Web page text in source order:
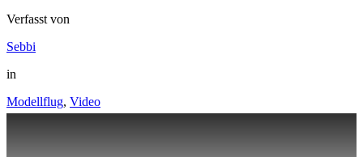
Verfasst von
Sebbi
in
Modellflug, Video